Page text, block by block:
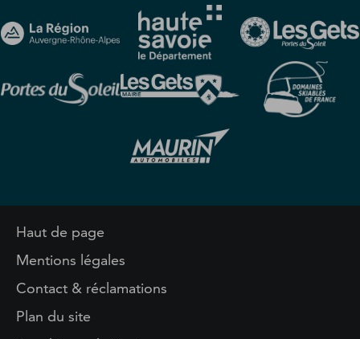
Haut de page
Mentions légales
Contact & réclamations
Plan du site